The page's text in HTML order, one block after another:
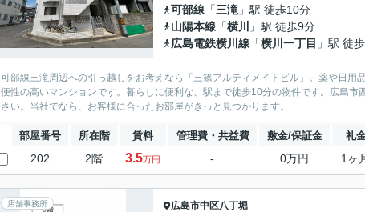
可部線 「三滝 」駅 徒歩10分
山陽本線 「横川
」駅 徒歩9分
広島電鉄横川線 「横川一丁目 」駅 徒
可部線三滝周辺への引っ越しをお考えなら「三篠アルティメイトビル」。薬や日用
便性の高いマンションです。暮らしに便利な、駅まで徒歩10分の物件です。広島
さい。当社でなら、お客様に合ったお部屋がきっと見つかります。
部屋番号 所在階 賃料 管理費・共益費 敷金/保証金 礼
202 2階 3.5万円 - 0万円 1ヶ
店舗事務所 広島市中区八丁堀